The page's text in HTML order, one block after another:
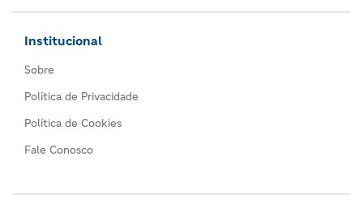
Institucional
Sobre
Política de Privacidade
Política de Cookies
Fale Conosco